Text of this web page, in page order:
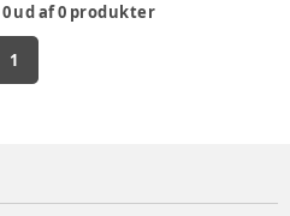
0ud af0 produkter
1